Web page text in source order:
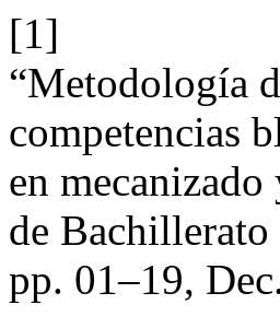
[1]
“Metodología
competencias
en
de
pp. 01–19,